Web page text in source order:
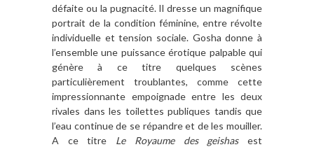
défaite ou la pugnacité. Il dresse un magnifique
portrait de la condition féminine, entre révolte
individuelle et tension sociale. Gosha donne à
l’ensemble une puissance érotique palpable qui
génère à ce titre quelques scènes
particulièrement troublantes, comme cette
impressionnante empoignade entre les deux
rivales dans les toilettes publiques tandis que
l’eau continue de se répandre et de les mouiller.
A ce titre Le Royaume des geishasest